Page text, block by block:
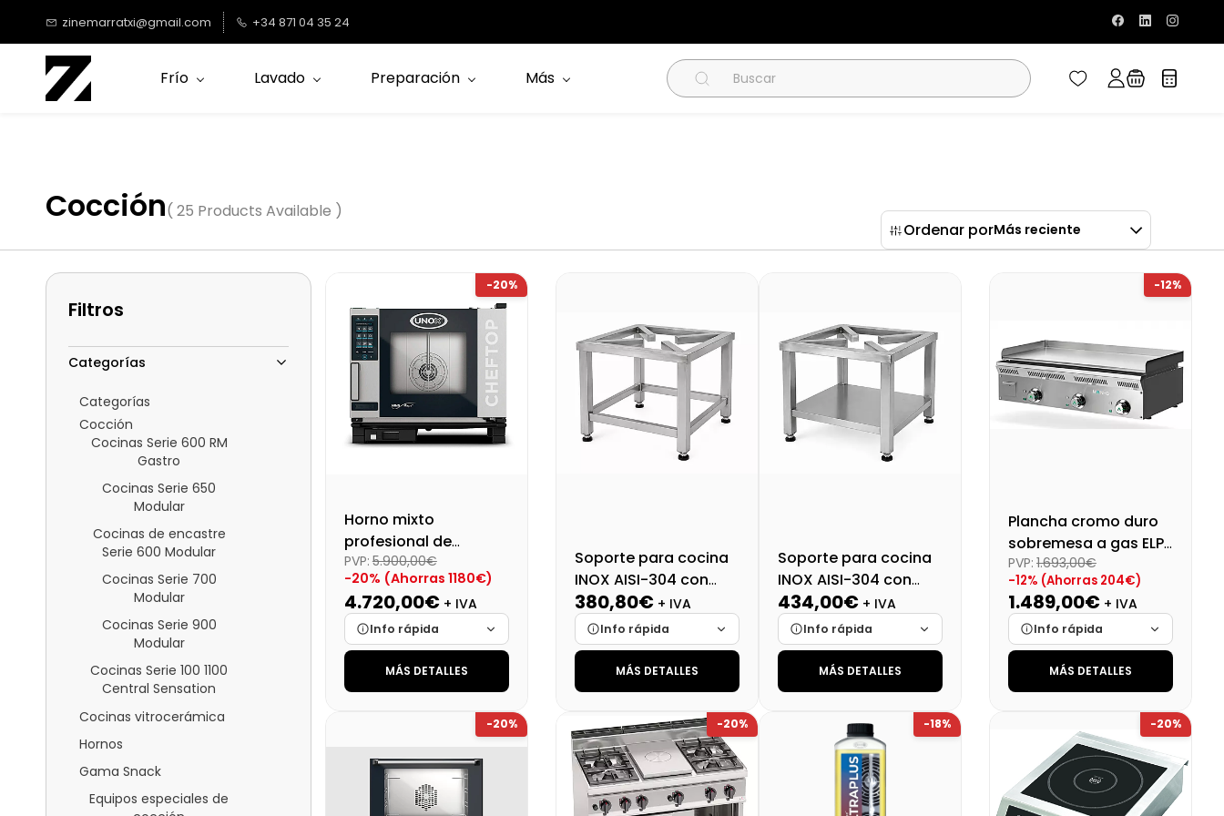
contenido
principal
zinemarratxi@gmail.com +34 871 04 35 24
Frío Lavado Preparación Más
Cocción( 25 Products Available )
Ordenar porMás reciente
Filtros
Categorías
Categorías
Cocción
Cocinas Serie 600 RM
Gastro
Cocinas Serie 650
Modular
Cocinas de encastre
Serie 600 Modular
Cocinas Serie 700
Modular
Cocinas Serie 900
Modular
Cocinas Serie 100 1100
Central Sensation
Cocinas vitrocerámica
Hornos
Gama Snack
Equipos especiales de
-20%
Horno mixto
profesional de
sobremesa CHEFTOP
MIND.Maps™
COUNTERTOP PLUS
PVP: 5.900,00€
-20% (Ahorras 1180€)
4.720,00€ + IVA
Info rápida
Marca
Cargando…
Cargando…
5711,20 €
MÁS DETALLES
Soporte para cocina
INOX AISI-304 con
refuerzo
380,80€ + IVA
Info rápida
Marca
Cargando…
DisponibilidadCargando…
Precio final (+21%)
460,77 €
MÁS DETALLES
Soporte para cocina
INOX AISI-304 con
estante
434,00€ + IVA
Info rápida
Marca
Cargando…
DisponibilidadCargando…
Precio final (+21%)
MÁS DETALLES
-12%
Plancha cromo duro
sobremesa a gas ELP-
93GCN
PVP: 1.693,00€
-12% (Ahorras 204€)
1.489,00€ + IVA
Info rápida
Marca
Cargando…
Cargando…
Precio final (+21%)
1801,69 €
MÁS DETALLES
-20% -20% -18% -20%